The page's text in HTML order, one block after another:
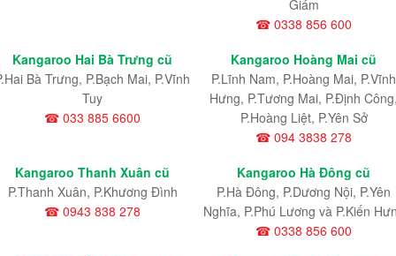
Giám
☎ 0338 856 600
Kangaroo Hai Bà Trưng cũ
Bà Trưng, P.Bạch Mai, P.Vĩnh
Tuy
☎ 033 885 6600
Kangaroo Hoàng Mai cũ
P.Lĩnh Nam, P.Hoàng Mai, P.Vĩnh
Hưng, P.Tương Mai, P.Định
P.Hoàng Liệt, P.Yên Sở
☎ 094 3838 278
Kangaroo Thanh Xuân cũ
P.Thanh Xuân, P.Khương Đình
☎ 0943 838 278
Kangaroo Hà Đông cũ
P.Hà Đông, P.Dương Nội, P.Yên
Nghĩa, P.Phú Lương và P.Kiến
☎ 0338 856 600